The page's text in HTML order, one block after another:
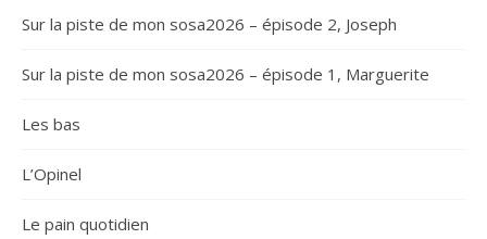
Sur la piste de mon sosa2026 – épisode 2, Joseph
Sur la piste de mon sosa2026 – épisode 1, Marguerite
Les bas
L’Opinel
Le pain quotidien